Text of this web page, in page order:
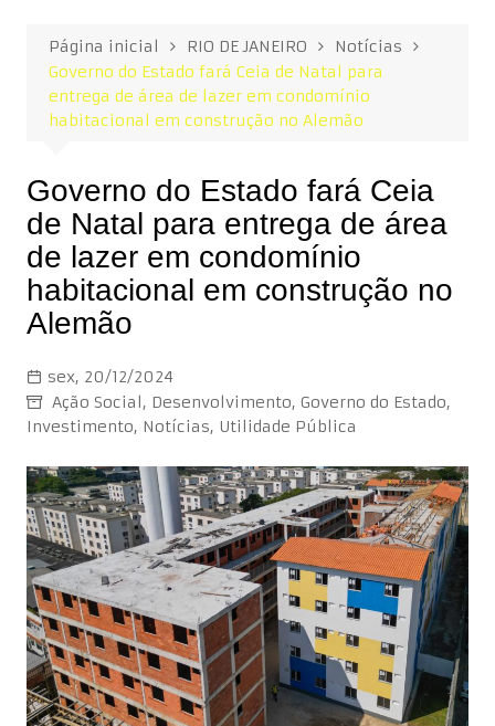
Página inicial RIO DE JANEIRO
Notícias
Governo do Estado fará Ceia de Natal para
entrega de área de lazer em condomínio
habitacional em construção no Alemão
Governo do Estado fará Ceia
de Natal para entrega de área
de lazer em condomínio
habitacional em construção no
Alemão
sex, 20/12/2024
Ação Social , Desenvolvimento, Governo do Estado,
Investimento, Notícias, Utilidade Pública